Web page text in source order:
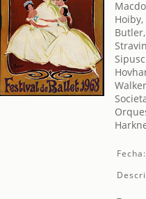
Hoiby,
Fecha: